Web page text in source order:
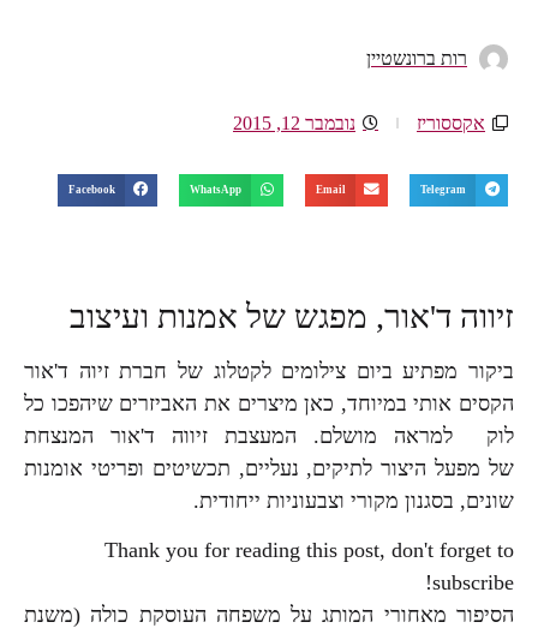
רות ברונשטיין
אקססוריז נובמבר 12, 2015
Telegram
Email
WhatsApp
Facebook
זיווה ד'אור, מפגש של אמנות ועיצוב
ביקור מפתיע ביום צילומים לקטלוג של חברת זיוה ד'אור
הקסים אותי במיוחד, כאן מיצרים את האביזרים שיהפכו כל
לוק למראה מושלם. המעצבת זיווה ד'אור המנצחת
של מפעל היצור לתיקים, נעליים, תכשיטים ופריטי אומנות
שונים, בסגנון מקורי וצבעוניות ייחודית.
Thank you for reading this post, don't forget to
subscribe!
הסיפור מאחורי המותג על משפחה העוסקת כולה (משנת